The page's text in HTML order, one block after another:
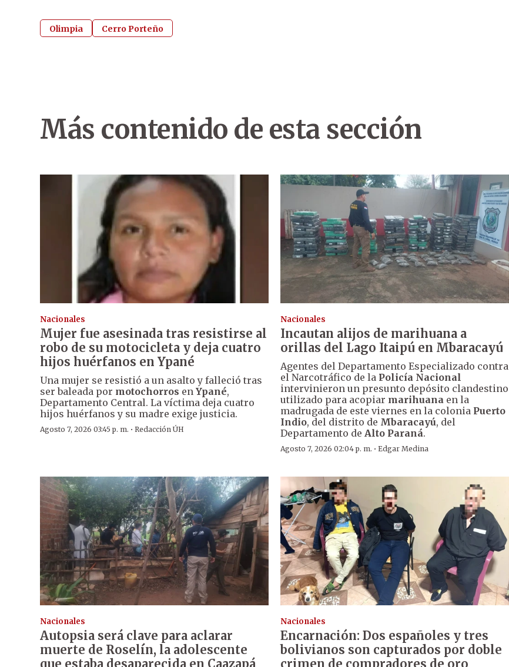
Olimpia Cerro Porteño
Más contenido de esta sección
Nacionales
Mujer fue asesinada tras resistirse al
robo de su motocicleta y deja cuatro
hijos huérfanos en Ypané
Una mujer se resistió a un asalto y falleció tras
ser baleada por motochorros en Ypané,
Departamento Central. La víctima deja cuatro
hijos huérfanos y su madre exige justicia.
Agosto 7, 2026 03:45 p. m. · Redacción ÚH
Nacionales
Incautan alijos de marihuana a
orillas del Lago Itaipú en Mbaracayú
Agentes del Departamento Especializado contra
el Narcotráfico de la Policía Nacional
intervinieron un presunto depósito clandestino
utilizado para acopiar marihuana en la
madrugada de este viernes en la colonia Puerto
Indio, del distrito de Mbaracayú, del
Departamento deAlto Paraná.
Agosto 7, 2026 02:04 p. m. ·Edgar Medina
Nacionales
Autopsia será clave para aclarar
muerte de Roselín, la adolescente
que estaba desaparecida en Caazapá
Nacionales
Encarnación: Dos españoles y tres
bolivianos son capturados por doble
crimen de compradores de oro